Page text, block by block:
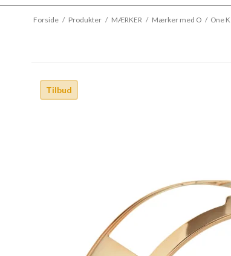
Forside / Produkter / MÆRKER / Mærker med O / One K
Tilbud